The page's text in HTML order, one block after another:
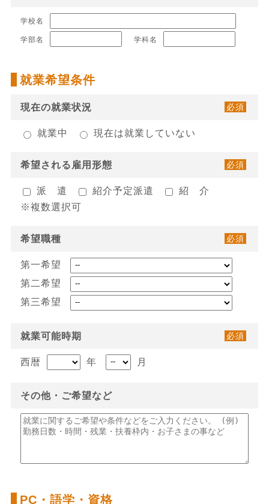
学校名
学部名 学科名
就業希望条件
現在の就業状況 必須
就業中 現在は就業していない
希望される雇用形態 必須
派 遣 紹介予定派遣
紹 介
※複数選択可
希望職種 必須
第一希望
第二希望
第三希望
就業可能時期 必須
西暦 年 月
その他・ご希望など
PC・語学・資格